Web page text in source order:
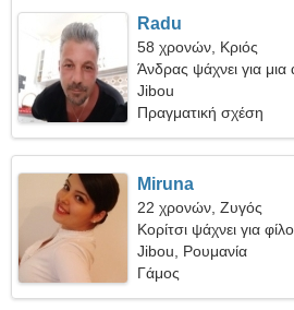
Radu
58 χρονών, Κριός
Άνδρας ψάχνει για
Jibou
Πραγματική σχέση
Miruna
22 χρονών, Ζυγός
Κορίτσι ψάχνει για φίλο
Jibou, Ρουμανία
Γάμος